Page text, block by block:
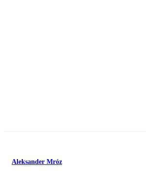
Aleksander Mróz